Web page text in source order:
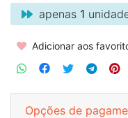
apenas 1
Adicionar aos
Opções de